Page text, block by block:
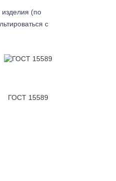
изделия (по
с
ГОСТ 15589